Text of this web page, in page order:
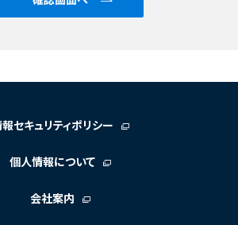
セキュリティポリシー
個人情報について
会社案内